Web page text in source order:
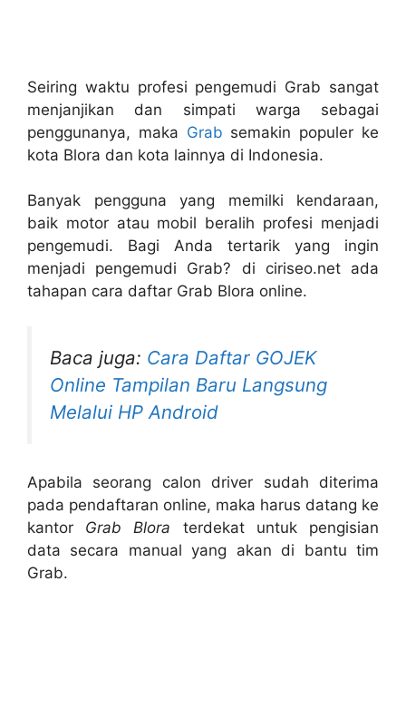
Seiring waktu profesi pengemudi Grab sangat
menjanjikan dan simpati warga sebagai
penggunanya, maka Grab semakin populer ke
kota Blora dan kota lainnya di Indonesia.
Banyak pengguna yang memilki kendaraan,
baik motor atau mobil beralih profesi menjadi
pengemudi. Bagi Anda tertarik yang ingin
menjadi pengemudi Grab? di ciriseo.net ada
tahapan cara daftar Grab Blora online.
Baca juga: Cara Daftar GOJEK
Online Tampilan Baru Langsung
Melalui HP Android
Apabila seorang calon driver sudah diterima
pada pendaftaran online, maka harus datang ke
kantor Grab Blora terdekat untuk pengisian
data secara manual yang akan di bantu tim
Grab.